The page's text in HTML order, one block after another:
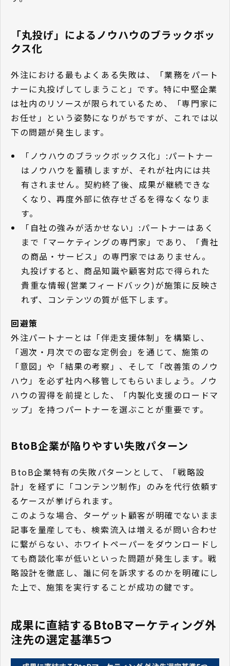
「丸投げ」によるノウハウのブラックボッ
クス化
外注における最もよくある失敗は、「業務をパート
ナーに丸投げしてしまうこと」です。特に中堅企業
は社内のリソースが限られているため、「専門家に
お任せ」という姿勢になりがちですが、これでは以
下の問題が発生します。
「ノウハウのブラックボックス化」:パートナー
はノウハウを蓄積しますが、それが社内には共
有されません。契約終了後、成果が継続できな
くなり、再度外部に依存せざるを得なくなりま
す。
「自社の強みが活かせない」:パートナーはあく
まで「マーケティングの専門家」であり、「貴社
の商品・サービス」の専門家ではありません。
丸投げすると、商品知識や顧客対応で得られた
貴重な情報(営業フィードバック)が施策に反映さ
れず、コンテンツの質が低下します。
回避策
外注パートナーとは「伴走支援体制」を構築し、
「週次・月次での密な定例会」を通じて、施策の
「意図」や「結果の考察」、そして「改善策のノウ
ハウ」を必ず社内へ移管してもらいましょう。ノウ
ハウの習得を前提とした、「内製化支援のロードマ
ップ」を持つパートナーを選ぶことが重要です。
BtoB企業が陥りやすい失敗パターン
BtoB企業特有の失敗パターンとして、「戦略設
計」を経ずに「コンテンツ制作」のみを代行依頼す
るケースが挙げられます。
このような場合、ターゲット顧客が明確でないまま
記事を量産しても、検索流入は増えるが問い合わせ
に繋がらない、ホワイトペーパーをダウンロードし
ても商談化率が低いといった問題が発生します。戦
略設計を徹底し、誰に何を訴求するのかを明確にし
た上で、施策を実行することが成功の鍵です。
成果に直結するBtoBマーケティング外
注先の選定基準5つ